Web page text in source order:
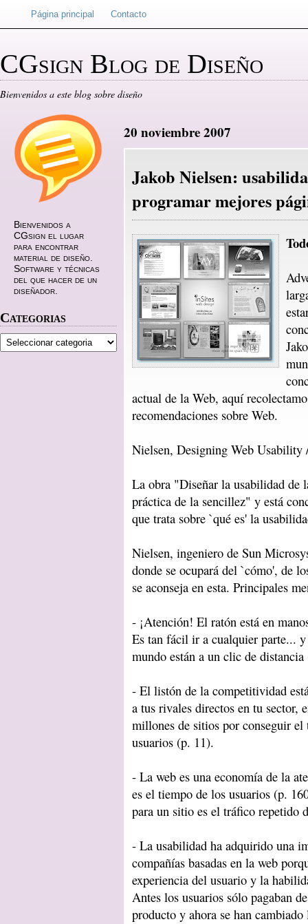
Página principal Contacto
CGsign Blog de Diseño
Bienvenidos a este blog sobre diseño
Bienvenidos a
CGsign el lugar
para encontrar
material de diseño.
Software y técnicas
del que hacer de un
diseñador.
Categorias
20 noviembre 2007
Jakob Nielsen:
programar mejores
actual de la Web, aquí
recomendaciones sobre Web.
Nielsen, Designing Web Usability
La obra "Diseñar la usabilidad
práctica de la sencillez" y está
que trata sobre `qué es' la
Nielsen, ingeniero de Sun
donde se ocupará del `cómo', de
se aconseja en esta. Principales
- ¡Atención! El ratón está en
Es tan fácil ir a cualquier parte...
mundo están a un clic de
- El listón de la competitividad
a tus rivales directos en tu sector,
millones de sitios por conseguir
usuarios (p. 11).
- La web es una economía de la
es el tiempo de los usuarios (p.
para un sitio es el tráfico repetido
- La usabilidad ha adquirido una
compañías basadas en la web
experiencia del usuario y la
Antes los usuarios sólo pagaban
producto y ahora se han